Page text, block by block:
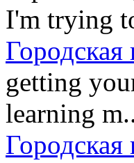
I'm trying
getting
learning